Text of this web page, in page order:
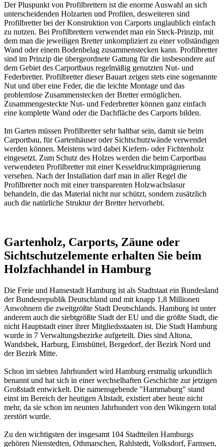
Der Pluspunkt von Profilbrettern ist die enorme Auswahl an sich
unterscheidenden Holzarten und Profilen, desweiteren sind
Profilbretter bei der Konstruktion von Carports unglaublich einfach
zu nutzen. Bei Profilbrettern verwendet man ein Steck-Prinzip, mit
dem man die jeweiligen Bretter unkompliziert zu einer vollständigen
Wand oder einem Bodenbelag zusammenstecken kann. Profilbretter
sind im Prinzip die übergeordnete Gattung für die insbesondere auf
dem Gebiet des Carportbaus regelmäßig genutzten Nut- und
Federbretter. Profilbretter dieser Bauart zeigen stets eine sogenannte
Nut und über eine Feder, die die leichte Montage und das
problemlose Zusammenstecken der Bretter ermöglichen.
Zusammengesteckte Nut- und Federbretter können ganz einfach
eine komplette Wand oder die Dachfläche des Carports bilden.
Im Garten müssen Profilbretter sehr haltbar sein, damit sie beim
Carportbau, für Gartenhäuser oder Sichtschutzwände verwendet
werden können. Meistens wird dabei Kiefern- oder Fichtenholz
eingesetzt. Zum Schutz des Holzes werden die beim Carportbau
verwendeten Profilbretter mit einerKesseldruckimprägnierung
versehen. Nach der Installation darf man in aller Regel die
Profilbretter noch mit einer transparenten Holzwachslasur
behandeln, die das Material nicht nur schützt, sondern zusätzlich
auch die natürliche Struktur der Bretter hervorhebt.
Gartenholz, Carports, Zäune oder
Sichtschutzelemente erhalten Sie beim
Holzfachhandel in Hamburg
Die Freie und Hansestadt Hamburg ist als Stadtstaat ein Bundesland
der Bundesrepublik Deutschland und mit knapp 1,8 Millionen
Anwohnern die zweitgrößte Stadt Deutschlands. Hamburg ist unter
anderem auch die siebtgrößte Stadt der EU und die größte Stadt, die
nicht Hauptstadt einer ihrer Mitgliedsstaaten ist. Die Stadt Hamburg
wurde in 7 Verwaltungsbezirke aufgeteilt. Dies sind Altona,
Wandsbek, Harburg, Eimsbüttel, Bergedorf, der Bezirk Nord und
der Bezirk Mitte.
Schon im siebten Jahrhundert wird Hamburg erstmalig urkundlich
benannt und hat sich in einer wechselhaften Geschichte zur jetzigen
Großstadt entwickelt. Die namensgebende "Hammaburg" stand
einst im Bereich der heutigen Altstadt, existiert aber heute nicht
mehr, da sie schon im neunten Jahrhundert von den Wikingern total
zerstört wurde.
Zu den wichtigsten der insgesamt 104 Stadtteilen Hamburgs
gehören Nienstedten, Othmarschen, Rahlstedt, Volksdorf, Farmsen,